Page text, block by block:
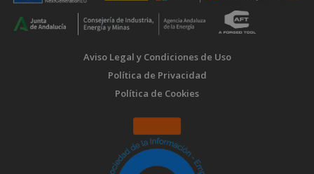
Aviso Legal y Condiciones de Uso
Política de Privacidad
Política de Cookies